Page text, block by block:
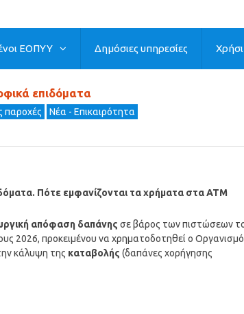
ΕΟΠΥΥ Δημόσιες υπηρεσίες
επιδόματα
παροχές
Νέα - Επικαιρότητα
Πότε εμφανίζονται τα χρήματα στα ΑΤΜ
απόφαση δαπάνης σε βάρος των πιστώσεων
2026, προκειμένου να χρηματοδοτηθεί ο
κάλυψη της καταβολής (δαπάνες χορήγησης